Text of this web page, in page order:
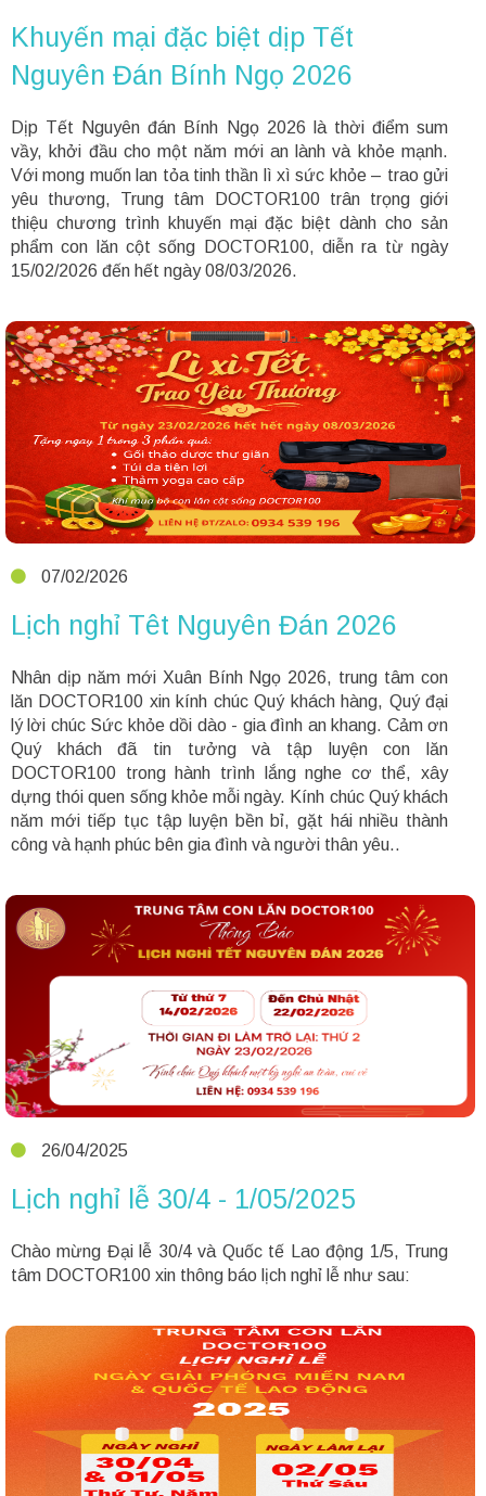
Khuyến mại đặc biệt dịp Tết
Nguyên Đán Bính Ngọ 2026
Dịp Tết Nguyên đán Bính Ngọ 2026 là thời điểm sum
vầy, khởi đầu cho một năm mới an lành và khỏe mạnh.
Với mong muốn lan tỏa tinh thần lì xì sức khỏe – trao gửi
yêu thương, Trung tâm DOCTOR100 trân trọng giới
thiệu chương trình khuyến mại đặc biệt dành cho sản
phẩm con lăn cột sống DOCTOR100, diễn ra từ ngày
15/02/2026 đến hết ngày 08/03/2026.
07/02/2026
Lịch nghỉ Têt Nguyên Đán 2026
Nhân dịp năm mới Xuân Bính Ngọ 2026, trung tâm con
lăn DOCTOR100 xin kính chúc Quý khách hàng, Quý đại
lý lời chúc Sức khỏe dồi dào - gia đình an khang. Cảm ơn
Quý khách đã tin tưởng và tập luyện con lăn
DOCTOR100 trong hành trình lắng nghe cơ thể, xây
dựng thói quen sống khỏe mỗi ngày. Kính chúc Quý khách
năm mới tiếp tục tập luyện bền bỉ, gặt hái nhiều thành
công và hạnh phúc bên gia đình và người thân yêu..​​​​​​​
26/04/2025
Lịch nghỉ lễ 30/4 - 1/05/2025
Chào mừng Đại lễ 30/4 và Quốc tế Lao động 1/5, Trung
tâm DOCTOR100 xin thông báo lịch nghỉ lễ như sau: